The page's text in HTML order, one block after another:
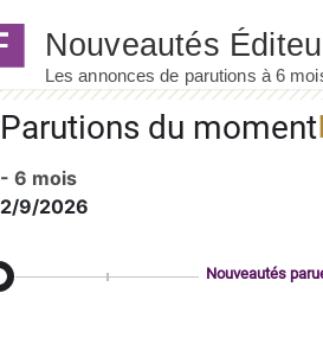
Parutions du moment
- 6 mois
2/9/2026
Nouveautés